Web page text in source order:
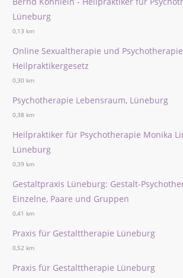
Lüneburg
0,13 km
Online Sexualtherapie und
Heilpraktikergesetz
0,30 km
Psychotherapie Lebensraum, Lüneburg
0,38 km
Heilpraktiker für Psychotherapie Monika
Lüneburg
0,39 km
Gestaltpraxis Lüneburg: Gestalt-
Einzelne, Paare und Gruppen
0,41 km
Praxis für Gestalttherapie Lüneburg
0,52 km
Praxis für Gestalttherapie Lüneburg